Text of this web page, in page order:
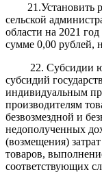
21.Установить
сельской
области на 2021
сумме 0,00 рублей,
22. Субсидии
субсидий
индивидуальным
производителям
безвозмездной и
недополученных
(возмещения)
товаров,
соответствующих